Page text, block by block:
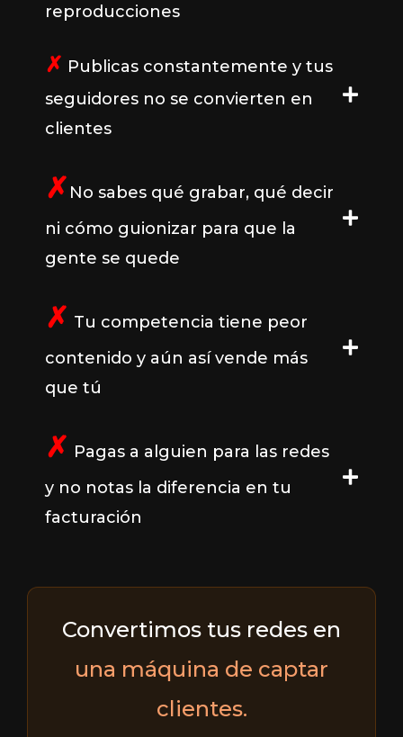
reproducciones
✗ Publicas constantemente y tus
seguidores no se convierten en
clientes
✗ No sabes qué grabar, qué decir
ni cómo guionizar para que la
gente se quede
✗ Tu competencia tiene peor
contenido y aún así vende más
que tú
✗ Pagas a alguien para las redes
y no notas la diferencia en tu
facturación
Convertimos tus redes en
una máquina de captar
clientes.